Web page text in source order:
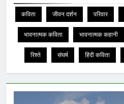
कविता जीवन दर्शन परिवार
भावनात्मक कविता भावनात्मक कहानी
रिश्ते संघर्ष हिंदी कविता